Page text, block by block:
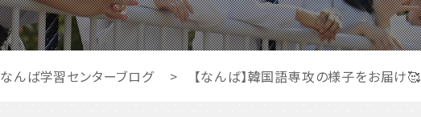
なんば学習センターブログ > 【なんば】韓国語専攻の様子をお届け🥰